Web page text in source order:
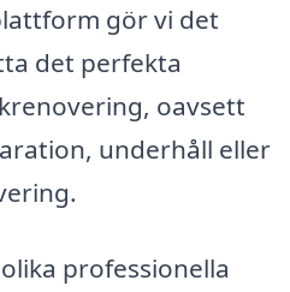
gör vi det
det perfekta
oavsett
underhåll eller
professionella